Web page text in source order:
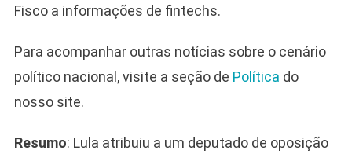
Fisco a informações de fintechs.
Para acompanhar outras notícias sobre o cenário
político nacional, visite a seção de Política do
nosso site.
Resumo: Lula atribuiu a um deputado de oposição